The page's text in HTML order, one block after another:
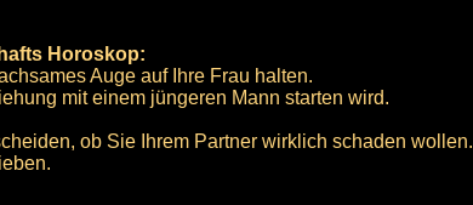
Horoskop:
Auge auf Ihre Frau halten.
mit einem jüngeren Mann starten wird.
ob Sie Ihrem Partner wirklich schaden wollen.